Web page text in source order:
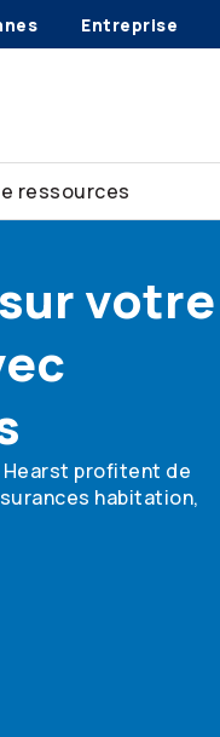
Entreprise
ressources
votre
Hearst profitent de
habitation,